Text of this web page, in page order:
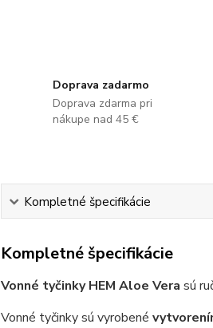
Doprava zadarmo
Doprava zdarma pri
nákupe nad 45 €
Kompletné špecifikácie
Kompletné špecifikácie
Vonné tyčinky HEM Aloe Vera sú
Vonné tyčinky sú vyrobené